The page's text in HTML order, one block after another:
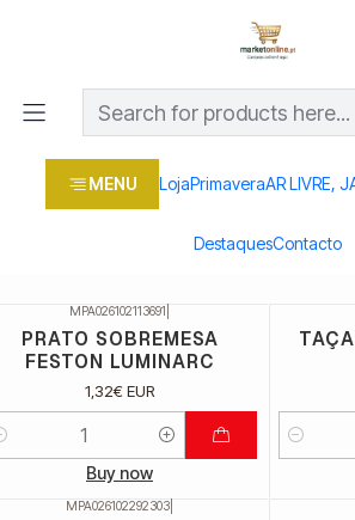
MENU LojaPrimaveraAR LIVRE,
DestaquesContacto
Os melhores preços em produtos para
Home Loja Marcas
LUMINARC
MPA026102113691
PRATO SOBREMESA
FESTON LUMINARC
1,32€ EUR
Buy now
MPA026102292303